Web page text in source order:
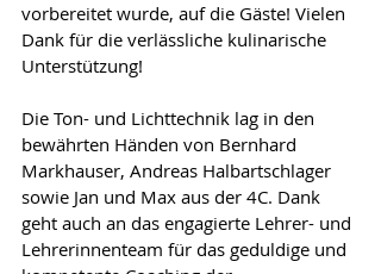
vorbereitet wurde, auf die Gäste! Vielen
Dank für die verlässliche kulinarische
Unterstützung!
Die Ton- und Lichttechnik lag in den
bewährten Händen von Bernhard
Markhauser, Andreas Halbartschlager
sowie Jan und Max aus der 4C. Dank
geht auch an das engagierte Lehrer- und
Lehrerinnenteam für das geduldige und